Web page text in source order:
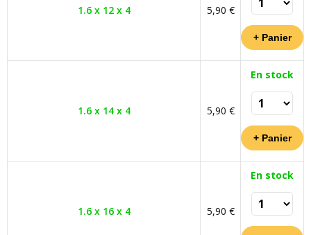
1.6 x 12 x 4 5,90 €
1.6 x 14 x 4 5,90 €
En stock
1.6 x 16 x 4 5,90 €
En stock